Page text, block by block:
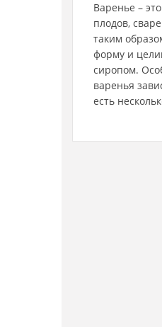
Варенье –
плодов,
таким
форму и
сиропом.
варенья
есть